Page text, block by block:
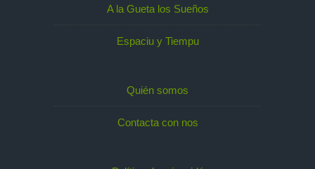
A la Gueta los Sueños
Espaciu y Tiempu
Quién somos
Contacta con nos